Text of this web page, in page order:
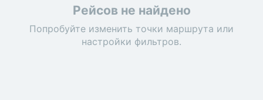
Рейсов не найдено
Попробуйте изменить точки маршрута или
настройки фильтров.